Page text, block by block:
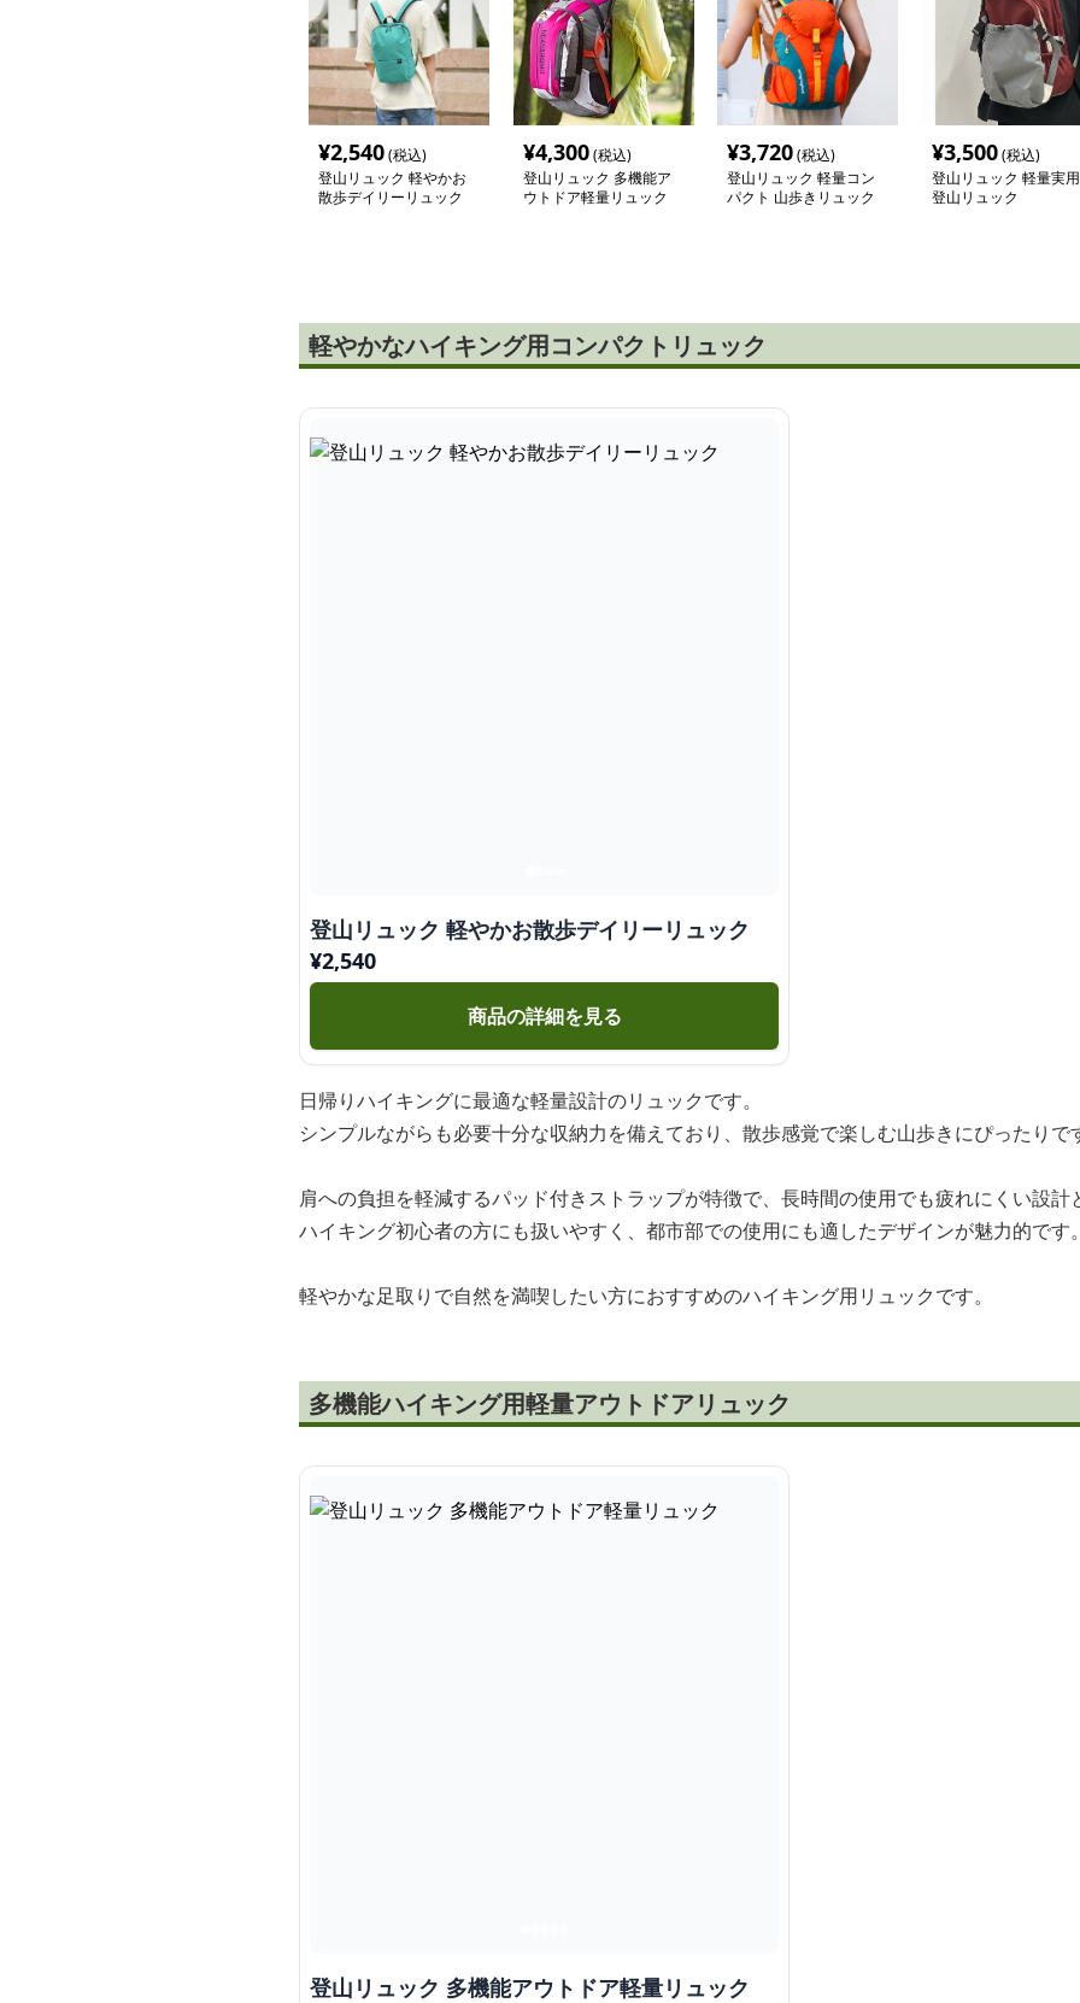
¥2,540(税込)
登山リュック 軽やかお
散歩デイリーリュック
¥4,300(税込)
登山リュック 多機能ア
ウトドア軽量リュック
¥3,720(税込)
登山リュック 軽量コン
パクト 山歩きリュック
¥3,500(税込)
登山リュック 軽量実用
登山リュック
軽やかなハイキング用コンパクトリュック
登山リュック 軽やかお散歩デイリーリュック
¥2,540
商品の詳細を見る
日帰りハイキングに最適な軽量設計のリュックです。
シンプルながらも必要十分な収納力を備えており、散歩感覚で楽しむ山歩きにぴったりで
肩への負担を軽減するパッド付きストラップが特徴で、長時間の使用でも疲れにくい設計
ハイキング初心者の方にも扱いやすく、都市部での使用にも適したデザインが魅力的です
軽やかな足取りで自然を満喫したい方におすすめのハイキング用リュックです。
多機能ハイキング用軽量アウトドアリュック
登山リュック 多機能アウトドア軽量リュック